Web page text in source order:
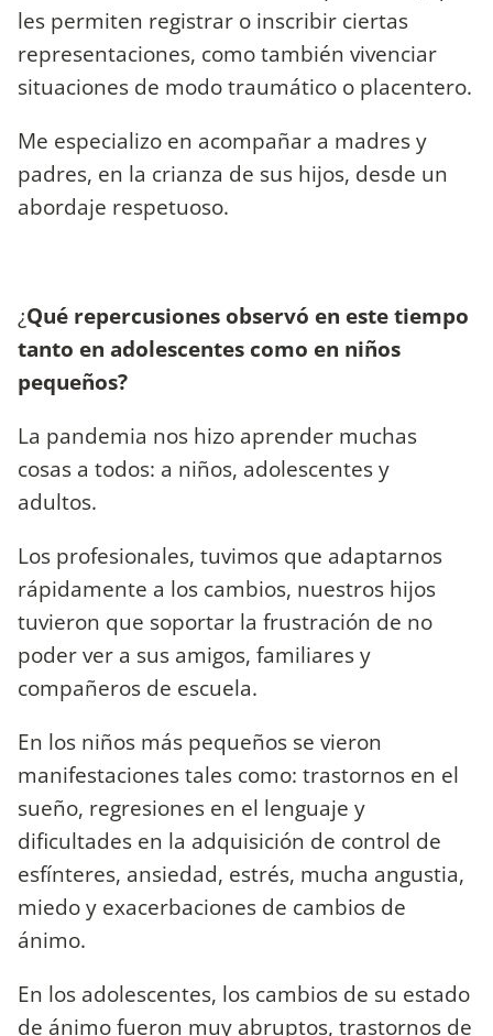
les permiten registrar o inscribir ciertas
representaciones, como también vivenciar
situaciones de modo traumático o placentero.
Me especializo en acompañar a madres y
padres, en la crianza de sus hijos, desde un
abordaje respetuoso.
¿Qué repercusiones observó en este tiempo
tanto en adolescentes como en niños
pequeños?
La pandemia nos hizo aprender muchas
cosas a todos: a niños, adolescentes y
adultos.
Los profesionales, tuvimos que adaptarnos
rápidamente a los cambios, nuestros hijos
tuvieron que soportar la frustración de no
poder ver a sus amigos, familiares y
compañeros de escuela.
En los niños más pequeños se vieron
manifestaciones tales como: trastornos en el
sueño, regresiones en el lenguaje y
dificultades en la adquisición de control de
esfínteres, ansiedad, estrés, mucha angustia,
miedo y exacerbaciones de cambios de
ánimo.
En los adolescentes, los cambios de su estado
de ánimo fueron muy abruptos, trastornos de